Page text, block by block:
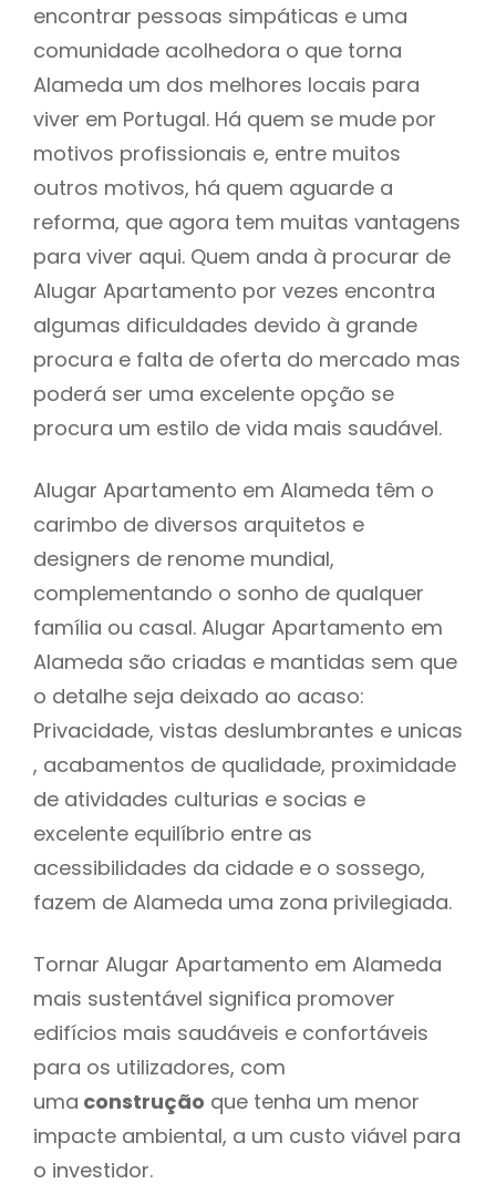
encontrar pessoas simpáticas e uma
comunidade acolhedora o que torna
Alameda um dos melhores locais para
viver em Portugal. Há quem se mude por
motivos profissionais e, entre muitos
outros motivos, há quem aguarde a
reforma, que agora tem muitas vantagens
para viver aqui. Quem anda à procurar de
Alugar Apartamento por vezes encontra
algumas dificuldades devido à grande
procura e falta de oferta do mercado mas
poderá ser uma excelente opção se
procura um estilo de vida mais saudável.
Alugar Apartamento em Alameda têm o
carimbo de diversos arquitetos e
designers de renome mundial,
complementando o sonho de qualquer
família ou casal. Alugar Apartamento em
Alameda são criadas e mantidas sem que
o detalhe seja deixado ao acaso:
Privacidade, vistas deslumbrantes e unicas
, acabamentos de qualidade, proximidade
de atividades culturias e socias e
excelente equilíbrio entre as
acessibilidades da cidade e o sossego,
fazem de Alameda uma zona privilegiada.
Tornar Alugar Apartamento em Alameda
mais sustentável significa promover
edifícios mais saudáveis e confortáveis
para os utilizadores, com
uma construção que tenha um menor
impacte ambiental, a um custo viável para
o investidor.